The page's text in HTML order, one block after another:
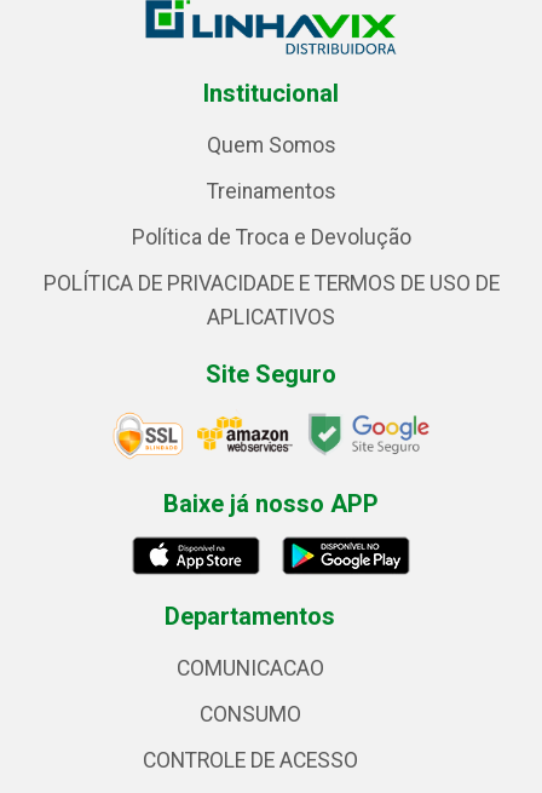
Institucional
Quem Somos
Treinamentos
Política de Troca e Devolução
POLÍTICA DE PRIVACIDADE E TERMOS DE USO DE
APLICATIVOS
Site Seguro
Baixe já nosso APP
Departamentos
COMUNICACAO
CONSUMO
CONTROLE DE ACESSO